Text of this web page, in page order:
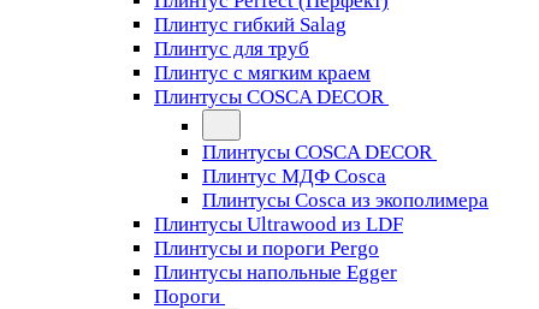
Плинтус гибкий Salag
Плинтус для труб
Плинтус с мягким краем
Плинтусы COSCA DECOR
Плинтусы COSCA DECOR
Плинтус МДФ Cosca
Плинтусы Cosca из экополимера
Плинтусы Ultrawood из LDF
Плинтусы и пороги Pergo
Плинтусы напольные Egger
Пороги